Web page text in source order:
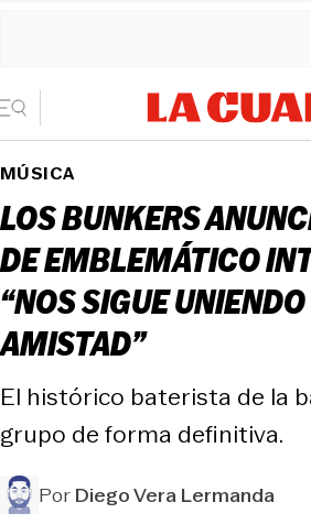
MÚSICA
LOS BUNKERS
DE EMBLEMÁTICO
“NOS SIGUE
AMISTAD”
El histórico baterista de la
grupo de forma definitiva.
PorDiego Vera Lermanda